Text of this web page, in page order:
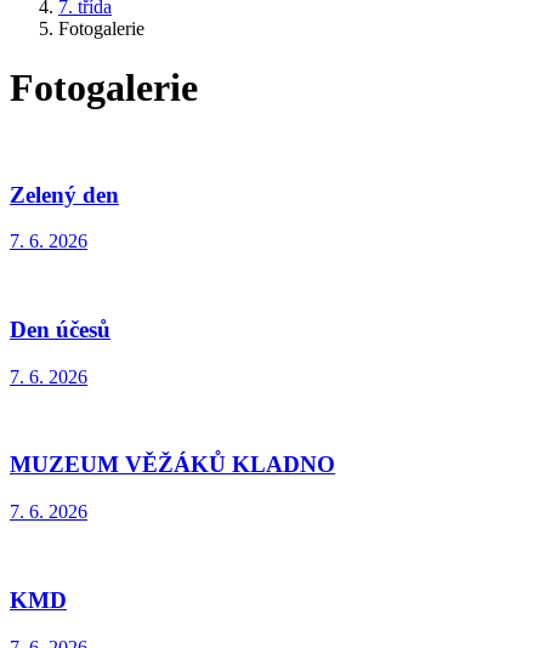
7. třída
Fotogalerie
Fotogalerie
Zelený den
7. 6. 2026
Den účesů
7. 6. 2026
MUZEUM VĚŽÁKŮ KLADNO
7. 6. 2026
KMD